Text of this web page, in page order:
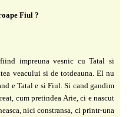
Fiul ?
impreuna vesnic cu Tatal si
veacului si de totdeauna. El nu
e Tatal e si Fiul. Si cand gandim
cum pretindea Arie, ci e nascut
nici constransa, ci printr-una